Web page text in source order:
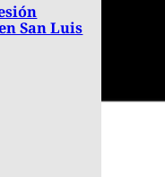
San Luis